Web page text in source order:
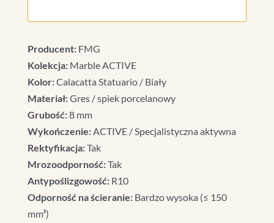
Producent:FMG
Kolekcja:Marble ACTIVE
Kolor:Calacatta Statuario / Biały
Materiał:Gres / spiek porcelanowy
Grubość:8 mm
Wykończenie:ACTIVE / Specjalistyczna aktywna
Rektyfikacja:Tak
Mrozoodporność:Tak
Antypoślizgowość:R10
Odporność na ścieranie:Bardzo wysoka (≤ 150
mm³)